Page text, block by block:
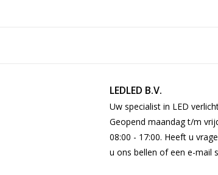
LEDLED B.V.
Uw specialist in LED
Geopend maandag t/m
08:00 - 17:00. Heeft u
u ons bellen of een e-mail